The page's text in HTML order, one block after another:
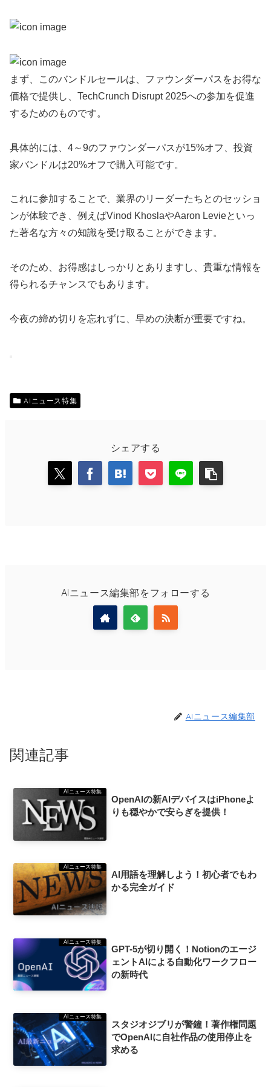
まず、このバンドルセールは、ファウンダーパスをお得な
価格で提供し、TechCrunch Disrupt 2025への参加を促進
するためのものです。
具体的には、4～9のファウンダーパスが15%オフ、投資
家バンドルは20%オフで購入可能です。
これに参加することで、業界のリーダーたちとのセッショ
ンが体験でき、例えばVinod KhoslaやAaron Levieといっ
た著名な方々の知識を受け取ることができます。
そのため、お得感はしっかりとありますし、貴重な情報を
得られるチャンスでもあります。
今夜の締め切りを忘れずに、早めの決断が重要ですね。
AIニュース特集
シェアする
AIニュース編集部をフォローする
AIニュース編集部
関連記事
AIニュース特集
OpenAIの新AIデバイスはiPhoneよ
りも穏やかで安らぎを提供！
AIニュース特集
AI用語を理解しよう！初心者でもわ
かる完全ガイド
AIニュース特集
GPT-5が切り開く！Notionのエージ
ェントAIによる自動化ワークフロー
の新時代
AIニュース特集
スタジオジブリが警鐘！著作権問題
でOpenAIに自社作品の使用停止を
求める